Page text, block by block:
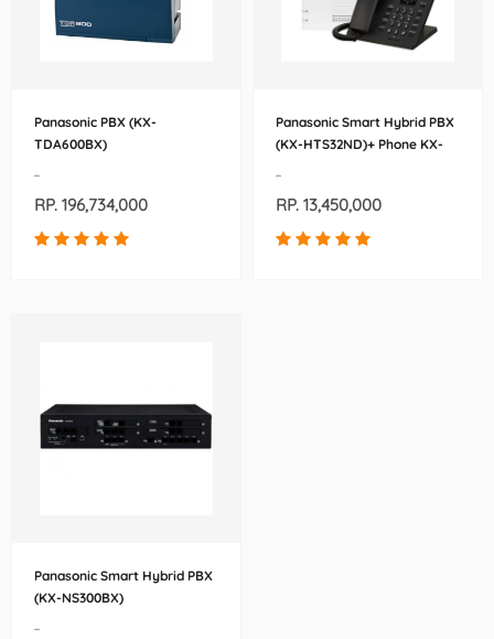
Panasonic PBX (KX-
TDA600BX)
-
RP. 196,734,000
Panasonic Smart Hybrid PBX
(KX-HTS32ND)+ Phone KX-
-
RP. 13,450,000
Panasonic Smart Hybrid PBX
(KX-NS300BX)
-